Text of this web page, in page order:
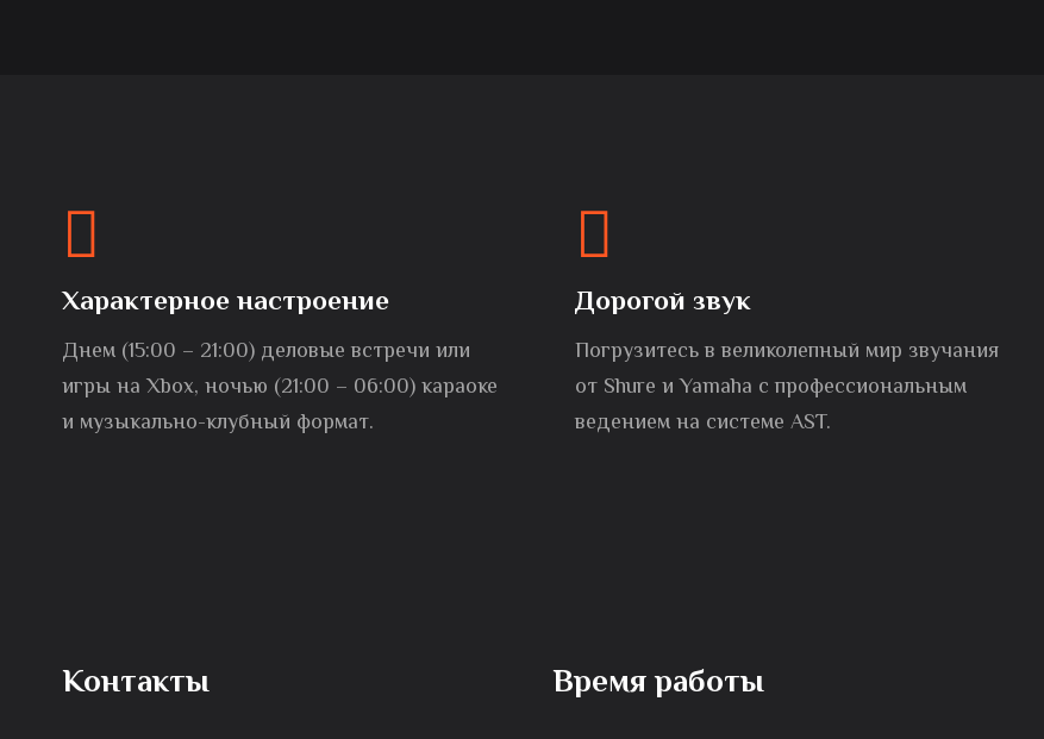
Характерное настроение
Днем (15:00 – 21:00) деловые встречи или
игры на Xbox, ночью (21:00 – 06:00) караоке
и музыкально-клубный формат.
Дорогой звук
Погрузитесь в великолепный мир звучания
от Shure и Yamaha с профессиональным
ведением на системе AST.
Контакты Время работы